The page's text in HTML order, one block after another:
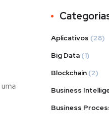
Aplicativos (28)
Big Data (1)
Blockchain (2)
Business
Business